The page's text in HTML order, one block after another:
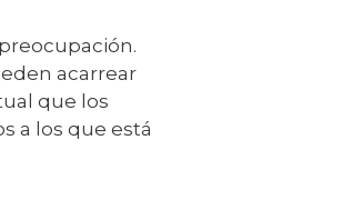
acarrear
que los
a los que está